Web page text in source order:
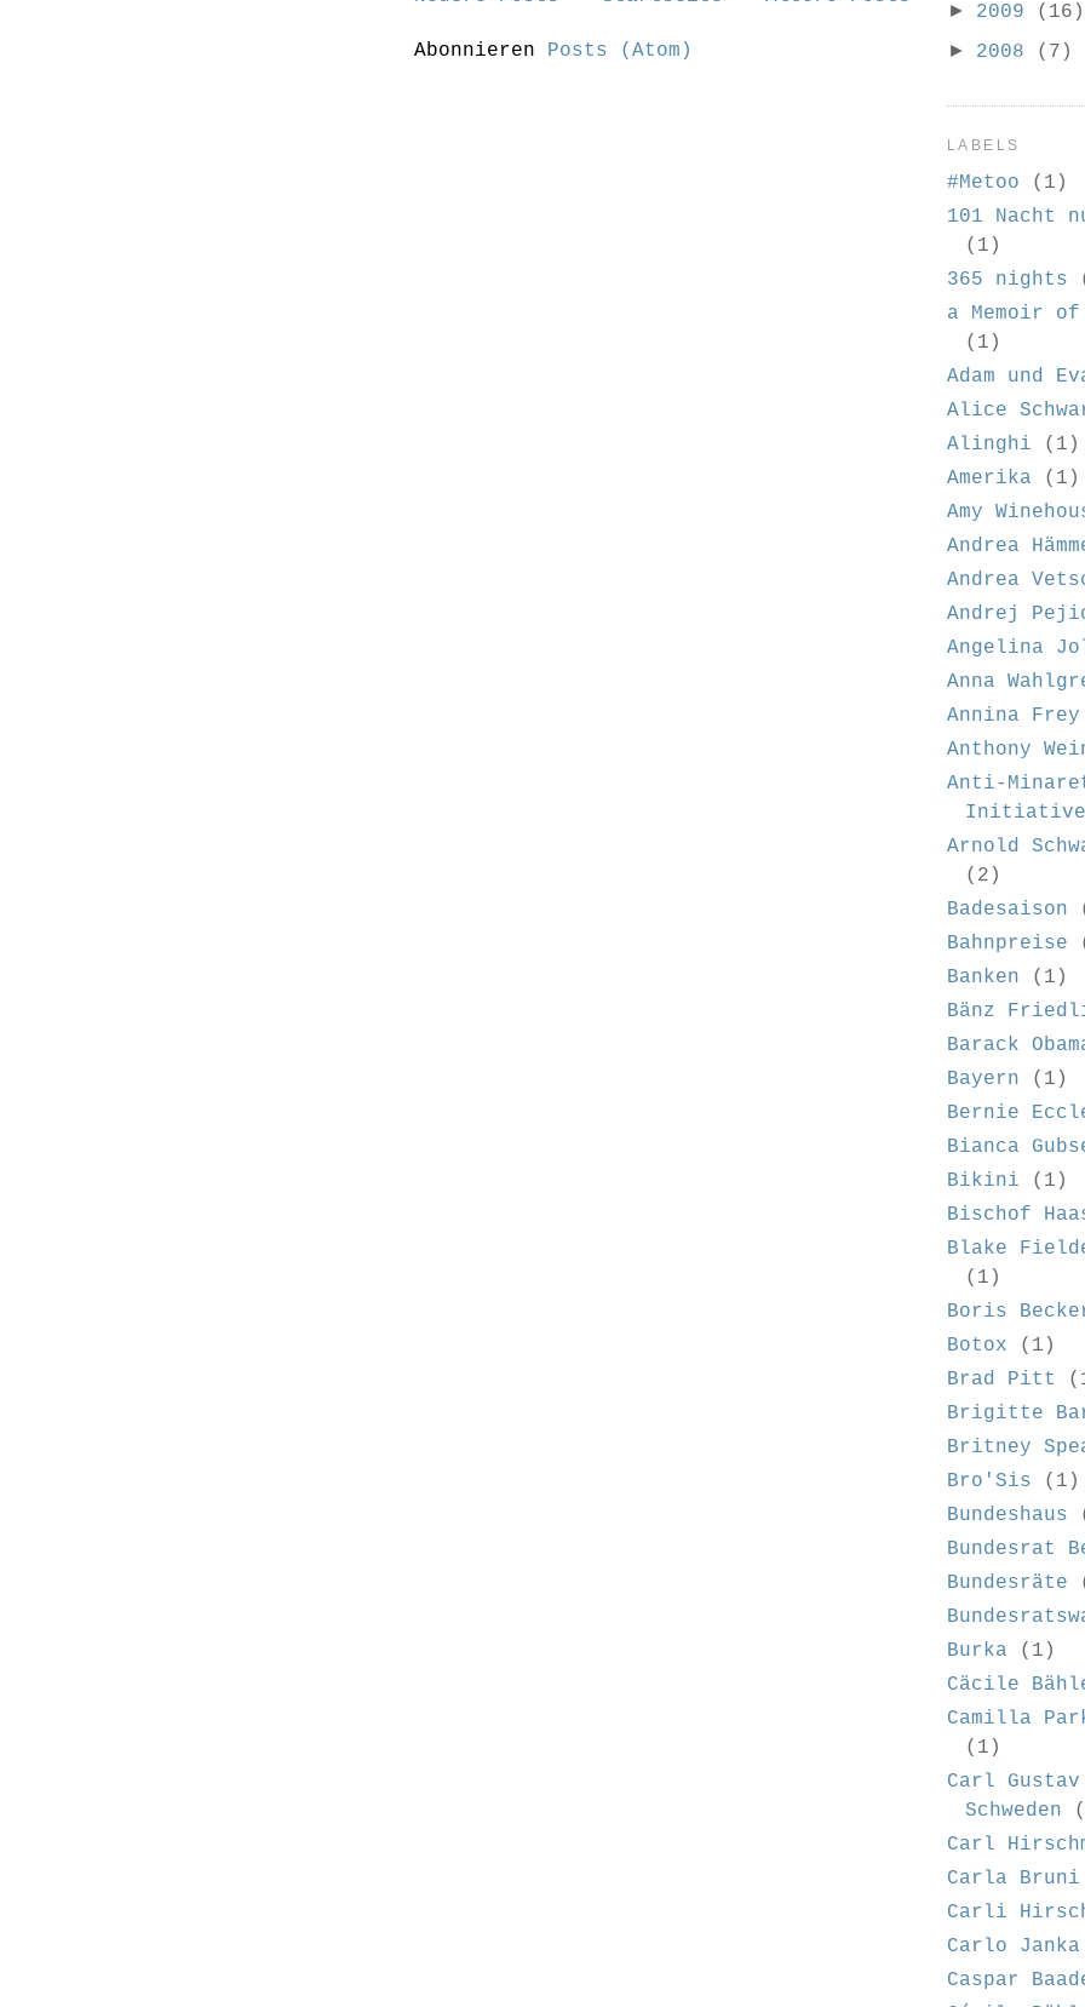
Abonnieren Posts (Atom)
► 2009 (16)
► 2008 (7)
LABELS
#Metoo
(1)
101 Nacht
(1)
365 nights
a Memoir
(1)
Adam und
Alice
Alinghi
(1)
Amerika
(1)
Amy
Andrea
Andrea
Andrej
Angelina
Anna
Annina Frey
Anthony
Anti-
Initiative
Arnold
(2)
Badesaison
Bahnpreise
Banken
(1)
Bänz
Barack
Bayern
(1)
Bernie
Bianca
Bikini
(1)
Bischof
Blake
(1)
Boris
Botox
(1)
Brad Pitt
Brigitte
Britney
Bro'Sis
(1)
Bundeshaus
Bundesrat
Bundesräte
Burka
(1)
Cäcile
Camilla
(1)
Carl Gustav
Schweden
Carl
Carla Bruni
Carli
Carlo Janka
Caspar